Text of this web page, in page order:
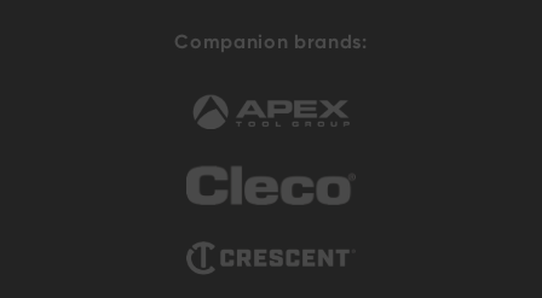
Companion brands: